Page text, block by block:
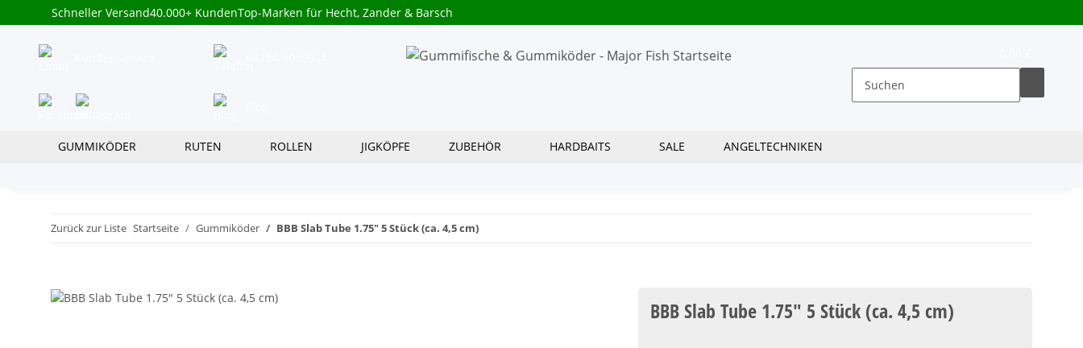
Schneller Versand40.000+ KundenTop-Marken für Hecht, Zander & Barsch
GUMMIKÖDER RUTEN ROLLEN JIGKÖPFE ZUBEHÖR HARDBAITS SALE ANGELTECHNIKEN
Zurück zur Liste Startseite Gummiköder BBB Slab Tube 1.75" 5 Stück (ca. 4,5 cm)
BBB Slab Tube 1.75" 5 Stück (ca. 4,5 cm)